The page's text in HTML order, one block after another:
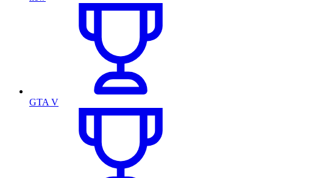
GTA V